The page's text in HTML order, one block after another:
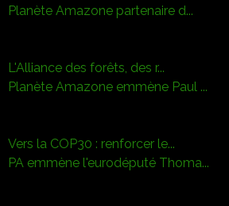
Planète Amazone partenaire d...
L'Alliance des forêts, des r...
Planète Amazone emmène Paul ...
Vers la COP30 : renforcer le...
PA emmène l'eurodéputé Thoma...